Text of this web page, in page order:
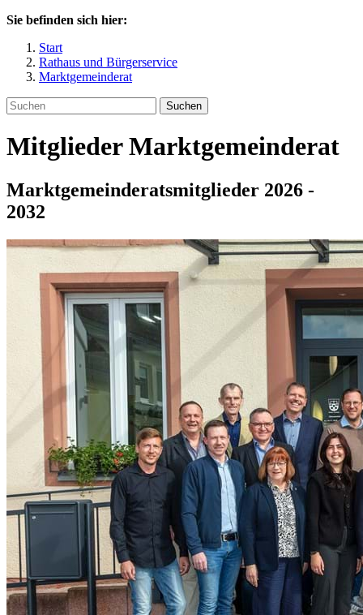
Sie befinden sich hier:
Start
Rathaus und Bürgerservice
Marktgemeinderat
Suchen
Mitglieder Marktgemeinderat
Marktgemeinderatsmitglieder 2026 -
2032